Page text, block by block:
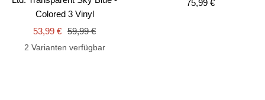
Colored 3 Vinyl
Angebotspreis
53,99 € Regulärer
Preis
59,99 €
2 Varianten verfügbar
75,99 €